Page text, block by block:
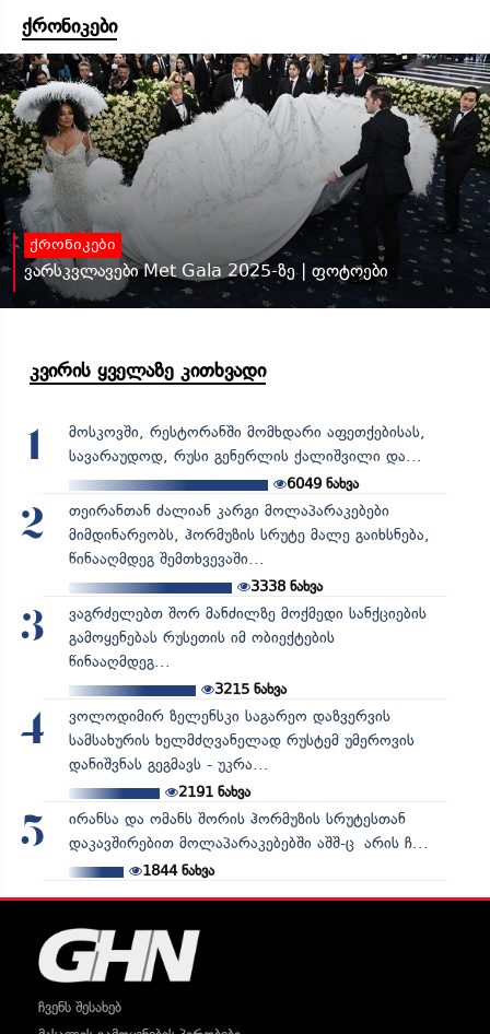
ქრონიკები
ქრონიკები
ვარსკვლავები Met Gala 2025-ზე | ფოტოები
კვირის ყველაზე კითხვადი
1
მოსკოვში, რესტორანში მომხდარი აფეთქებისას,
სავარაუდოდ, რუსი გენერლის ქალიშვილი და...
6049 ნახვა
2
თეირანთან ძალიან კარგი მოლაპარაკებები
მიმდინარეობს, ჰორმუზის სრუტე მალე გაიხსნება,
წინააღმდეგ შემთხვევაში...
3338ნახვა
3
ვაგრძელებთ შორ მანძილზე მოქმედი სანქციების
გამოყენებას რუსეთის იმ ობიექტების
წინააღმდეგ...
3215ნახვა
4
ვოლოდიმირ ზელენსკი საგარეო დაზვერვის
სამსახურის ხელმძღვანელად რუსტემ უმეროვის
დანიშვნას გეგმავს - უკრა...
2191ნახვა
5
ირანსა და ომანს შორის ჰორმუზის სრუტესთან
დაკავშირებით მოლაპარაკებებში აშშ-ც არის ჩ...
1844ნახვა
ჩვენს შესახებ